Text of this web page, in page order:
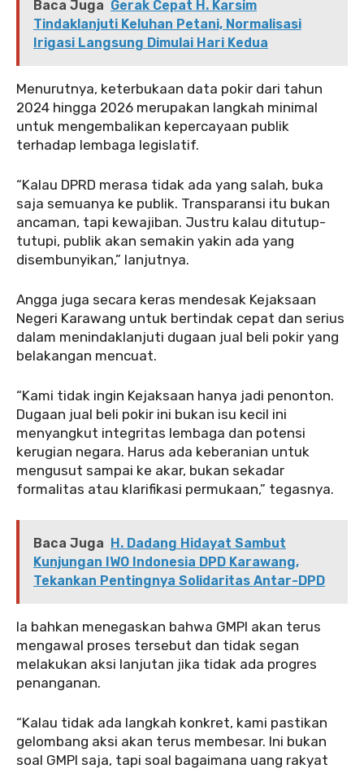
Baca Juga Gerak Cepat H. Karsim
Tindaklanjuti Keluhan Petani, Normalisasi
Irigasi Langsung Dimulai Hari Kedua
‎‎Menurutnya, keterbukaan data pokir dari tahun
2024 hingga 2026 merupakan langkah minimal
untuk mengembalikan kepercayaan publik
terhadap lembaga legislatif.
‎‎“Kalau DPRD merasa tidak ada yang salah, buka
saja semuanya ke publik. Transparansi itu bukan
ancaman, tapi kewajiban. Justru kalau ditutup-
tutupi, publik akan semakin yakin ada yang
disembunyikan,” lanjutnya.
‎‎Angga juga secara keras mendesak Kejaksaan
Negeri Karawang untuk bertindak cepat dan serius
dalam menindaklanjuti dugaan jual beli pokir yang
belakangan mencuat.
‎‎“Kami tidak ingin Kejaksaan hanya jadi penonton.
Dugaan jual beli pokir ini bukan isu kecil ini
menyangkut integritas lembaga dan potensi
kerugian negara. Harus ada keberanian untuk
mengusut sampai ke akar, bukan sekadar
formalitas atau klarifikasi permukaan,” tegasnya.
Baca Juga H. Dadang Hidayat Sambut
Kunjungan IWO Indonesia DPD Karawang,
Tekankan Pentingnya Solidaritas Antar-DPD
‎‎Ia bahkan menegaskan bahwa GMPI akan terus
mengawal proses tersebut dan tidak segan
melakukan aksi lanjutan jika tidak ada progres
penanganan.
‎“Kalau tidak ada langkah konkret, kami pastikan
gelombang aksi akan terus membesar. Ini bukan
soal GMPI saja, tapi soal bagaimana uang rakyat